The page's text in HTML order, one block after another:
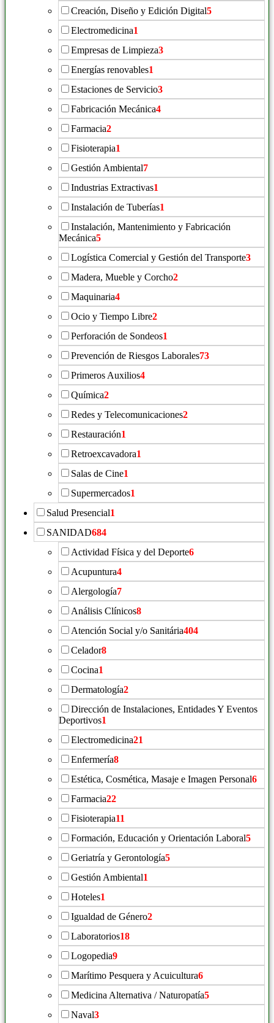
Creación, Diseño y Edición Digital5
Electromedicina1
Empresas de Limpieza3
Energías renovables1
Estaciones de Servicio3
Fabricación Mecánica4
Farmacia2
Fisioterapia1
Gestión Ambiental7
Industrias Extractivas1
Instalación de Tuberías1
Instalación, Mantenimiento y Fabricación
Mecánica5
Logística Comercial y Gestión del Transporte3
Madera, Mueble y Corcho2
Maquinaria4
Ocio y Tiempo Libre2
Perforación de Sondeos1
Prevención de Riesgos Laborales73
Primeros Auxilios4
Química2
Redes y Telecomunicaciones2
Restauración1
Retroexcavadora1
Salas de Cine1
Supermercados1
Salud Presencial1
SANIDAD684
Actividad Física y del Deporte6
Acupuntura4
Alergología7
Análisis Clínicos8
Atención Social y/o Sanitária404
Celador8
Cocina1
Dermatología2
Dirección de Instalaciones, Entidades Y Eventos
Deportivos1
Electromedicina21
Enfermería8
Estética, Cosmética, Masaje e Imagen Personal6
Farmacia22
Fisioterapia11
Formación, Educación y Orientación Laboral5
Geriatría y Gerontología5
Gestión Ambiental1
Hoteles1
Igualdad de Género2
Laboratorios18
Logopedia9
Marítimo Pesquera y Acuicultura6
Medicina Alternativa / Naturopatía5
Naval3